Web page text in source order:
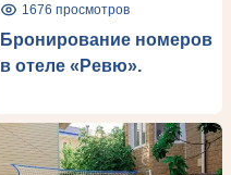
1676 просмотров
Бронирование номеров
в отеле «Ревю».